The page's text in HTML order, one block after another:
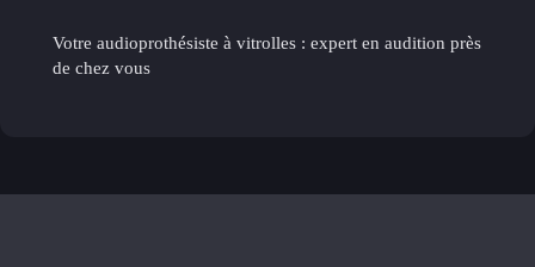
Votre audioprothésiste à vitrolles : expert en audition près
de chez vous